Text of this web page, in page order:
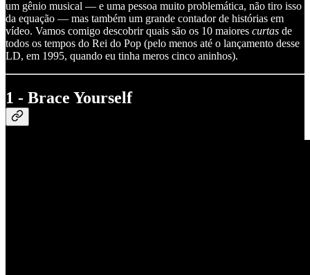
um gênio musical — e uma pessoa muito problemática, não tiro isso
da equação — mas também um grande contador de histórias em
vídeo. Vamos comigo descobrir quais são os 10 maiores curtas de
todos os tempos do Rei do Pop (pelo menos até o lançamento desse
LD, em 1995, quando eu tinha meros cinco aninhos).
1 - Brace Yourself